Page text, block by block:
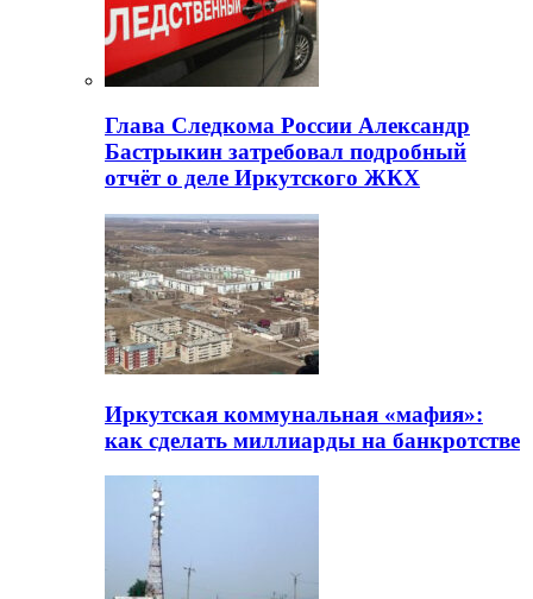
Глава Следкома России Александр
Бастрыкин затребовал подробный
отчёт о деле Иркутского ЖКХ
Иркутская коммунальная «мафия»:
как сделать миллиарды на банкротстве